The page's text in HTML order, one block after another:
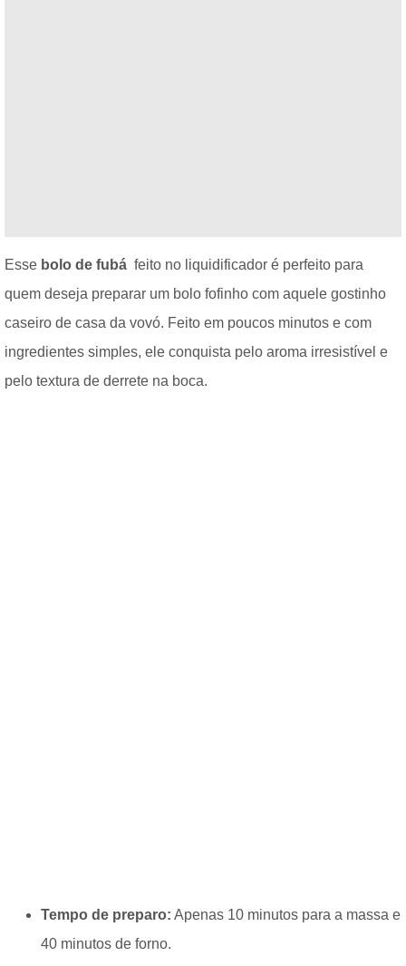
Esse bolo de fubá feito no liquidificador é perfeito para
quem deseja preparar um bolo fofinho com aquele gostinho
caseiro de casa da vovó. Feito em poucos minutos e com
ingredientes simples, ele conquista pelo aroma irresistível e
pelo textura de derrete na boca.
Tempo de preparo: Apenas 10 minutos para a massa e
40 minutos de forno.